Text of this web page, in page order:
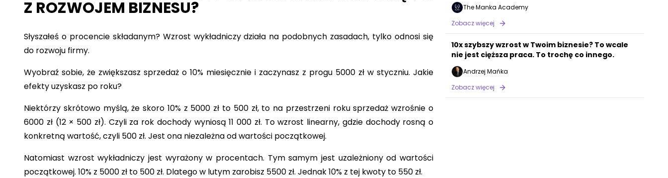
Z ROZWOJEM BIZNESU?
Słyszałeś o procencie składanym? Wzrost wykładniczy działa na podobnych zasadach, tylko odnosi się
do rozwoju firmy.
Wyobraź sobie, że zwiększasz sprzedaż o 10% miesięcznie i zaczynasz z progu 5000 zł w styczniu. Jakie
efekty uzyskasz po roku?
Niektórzy skrótowo myślą, że skoro 10% z 5000 zł to 500 zł, to na przestrzeni roku sprzedaż wzrośnie o
6000 zł (12 × 500 zł). Czyli za rok dochody wyniosą 11 000 zł. To wzrost linearny, gdzie dochody rosną o
konkretną wartość, czyli 500 zł. Jest ona niezależna od wartości początkowej.
Natomiast wzrost wykładniczy jest wyrażony w procentach. Tym samym jest uzależniony od wartości
początkowej. 10% z 5000 zł to 500 zł. Dlatego w lutym zarobisz 5500 zł. Jednak 10% z tej kwoty to 550 zł.
The Manka Academy
Zobacz więcej
10x szybszy wzrost w Twoim biznesie? To wcale
nie jest cięższa praca. To trochę co innego.
Andrzej Mańka
Zobacz więcej